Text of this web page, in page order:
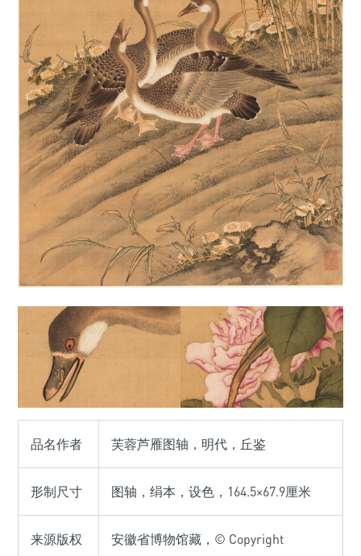
品名作者 芙蓉芦雁图轴，明代，丘鉴
形制尺寸 图轴，绢本，设色，164.5×67.9厘米
来源版权 安徽省博物馆藏，© Copyright